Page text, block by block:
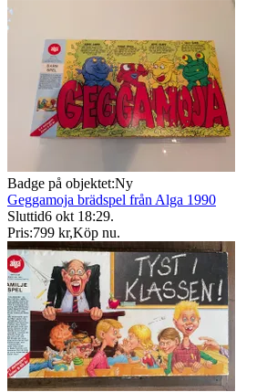
Badge på objektet:Ny
Geggamoja brädspel från Alga 1990
Sluttid6 okt 18:29.
Pris:799 kr,Köp nu.